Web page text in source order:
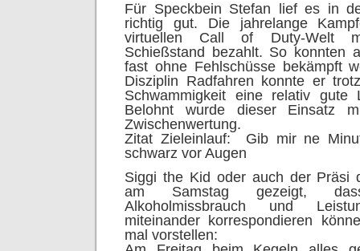
Für Speckbein Stefan lief es in
richtig gut. Die jahrelange
virtuellen Call of Duty-Welt
Schießstand bezahlt. So konnten
fast ohne Fehlschüsse bekämpft
Disziplin Radfahren konnte er
Schwammigkeit eine relativ gute
Belohnt wurde dieser Einsatz
Zwischenwertung.
Zitat Zieleinlauf:  Gib mir ne
schwarz vor Augen
Siggi the Kid oder auch der
am Samstag gezeigt, dass
Alkoholmissbrauch und
miteinander korrespondieren
mal vorstellen: